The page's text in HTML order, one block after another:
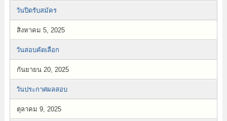
วันปิดรับสมัคร
สิงหาคม 5, 2025
วันสอบคัดเลือก
กันยายน 20, 2025
วันประกาศผลสอบ
ตุลาคม 9, 2025